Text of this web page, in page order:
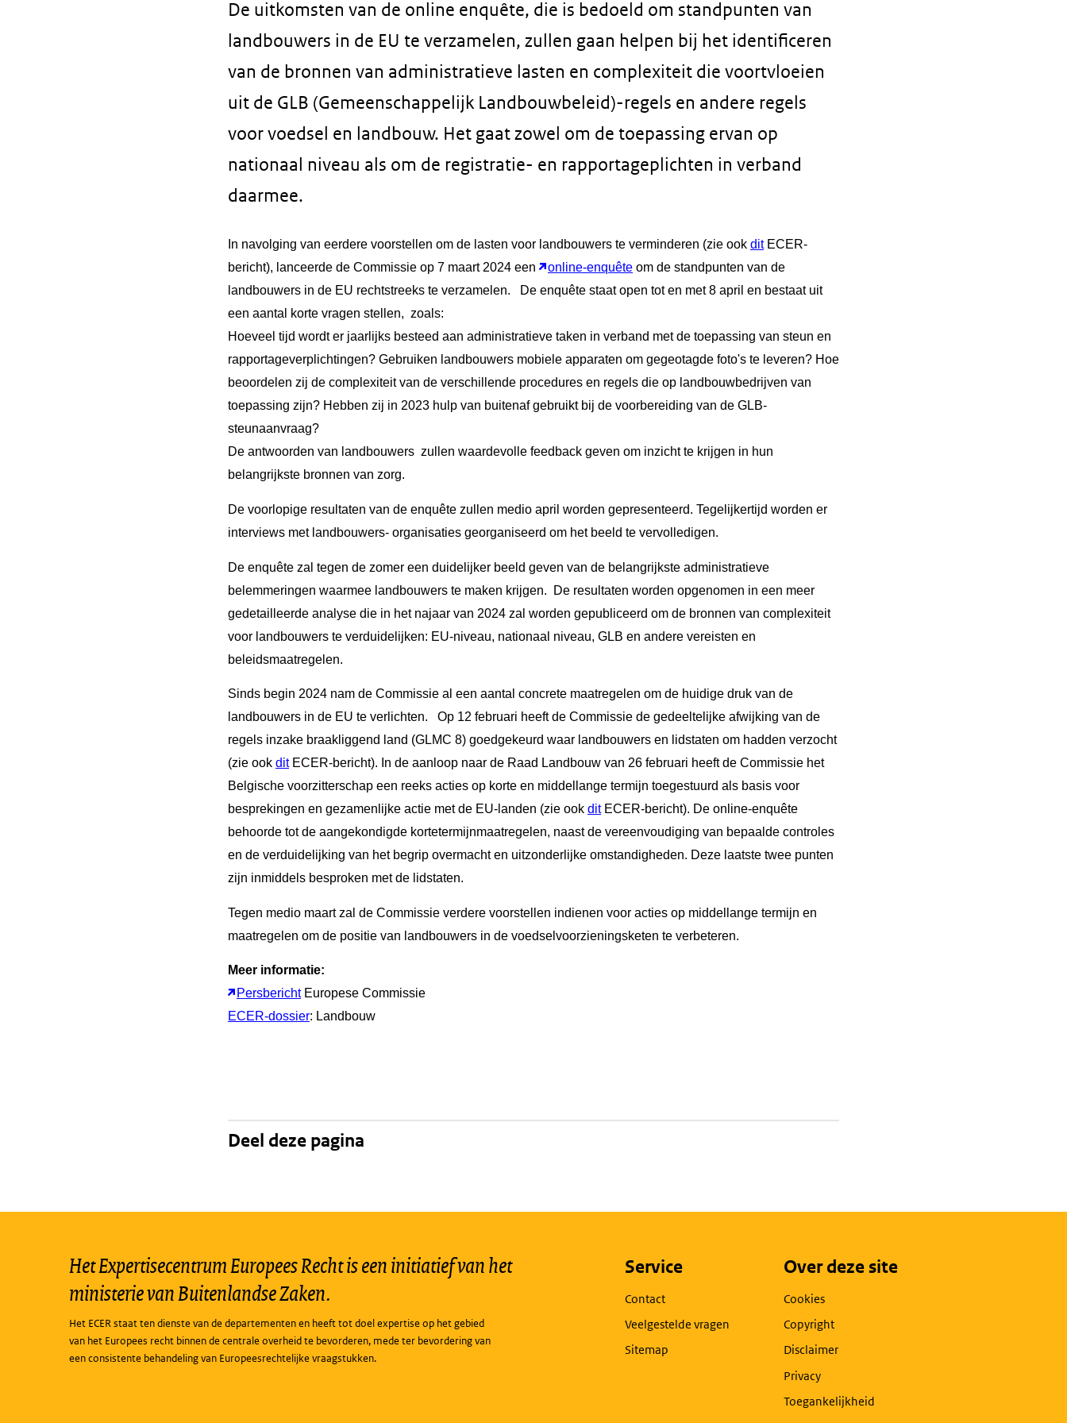
De uitkomsten van de online enquête, die is bedoeld om standpunten van
landbouwers in de EU te verzamelen, zullen gaan helpen bij het identificeren
van de bronnen van administratieve lasten en complexiteit die voortvloeien
uit de GLB (Gemeenschappelijk Landbouwbeleid)-regels en andere regels
voor voedsel en landbouw. Het gaat zowel om de toepassing ervan op
nationaal niveau als om de registratie- en rapportageplichten in verband
daarmee.
In navolging van eerdere voorstellen om de lasten voor landbouwers te verminderen (zie ook ditECER-
bericht), lanceerde de Commissie op 7 maart 2024 een
online-enquête om de standpunten van de
landbouwers in de EU rechtstreeks te verzamelen.
De enquête staat open tot en met 8 april en bestaat uit
een aantal korte vragen stellen, zoals:
Hoeveel tijd wordt er jaarlijks besteed aan administratieve taken in verband met de toepassing van steun en
rapportageverplichtingen? Gebruiken landbouwers mobiele apparaten om gegeotagde foto's te leveren? Hoe
beoordelen zij de complexiteit van de verschillende procedures en regels die op landbouwbedrijven van
toepassing zijn? Hebben zij in 2023 hulp van buitenaf gebruikt bij de voorbereiding van de GLB-
steunaanvraag?
De antwoorden van landbouwers zullen waardevolle feedback geven om inzicht te krijgen in hun
belangrijkste bronnen van zorg.
De voorlopige resultaten van de enquête zullen medio april worden gepresenteerd. Tegelijkertijd worden er
interviews met landbouwers- organisaties georganiseerd om het beeld te vervolledigen.
De enquête zal tegen de zomer een duidelijker beeld geven van de belangrijkste administratieve
belemmeringen waarmee landbouwers te maken krijgen.
De resultaten worden opgenomen in een meer
gedetailleerde analyse die in het najaar van 2024 zal worden gepubliceerd om de bronnen van complexiteit
voor landbouwers te verduidelijken: EU-niveau, nationaal niveau, GLB en andere vereisten en
beleidsmaatregelen.
Sinds begin 2024 nam de Commissie al een aantal concrete maatregelen om de huidige druk van de
landbouwers in de EU te verlichten.
Op 12 februari heeft de Commissie de gedeeltelijke afwijking van de
regels inzake braakliggend land (GLMC 8) goedgekeurd waar landbouwers en lidstaten om hadden verzocht
(zie ook ditECER-bericht). In de aanloop naar de Raad Landbouw van 26 februari heeft de Commissie het
Belgische voorzitterschap een reeks acties op korte en middellange termijn toegestuurd als basis voor
besprekingen en gezamenlijke actie met de EU-landen (zie ook ditECER-bericht). De online-enquête
behoorde tot de aangekondigde kortetermijnmaatregelen, naast de vereenvoudiging van bepaalde controles
en de verduidelijking van het begrip overmacht en uitzonderlijke omstandigheden. Deze laatste twee punten
zijn inmiddels besproken met de lidstaten.
Tegen medio maart zal de Commissie verdere voorstellen indienen voor acties op middellange termijn en
maatregelen om de positie van landbouwers in de voedselvoorzieningsketen te verbeteren.
Meer informatie:
PersberichtEuropese Commissie
ECER-dossier: Landbouw
Deel deze pagina
Het Expertisecentrum Europees Recht is een initiatief van het
ministerie van Buitenlandse Zaken.
Het ECER staat ten dienste van de departementen en heeft tot doel expertise op het gebied
van het Europees recht binnen de centrale overheid te bevorderen, mede ter bevordering van
een consistente behandeling van Europeesrechtelijke vraagstukken.
Service
Contact
Veelgestelde vragen
Sitemap
Over deze site
Cookies
Copyright
Disclaimer
Privacy
Toegankelijkheid